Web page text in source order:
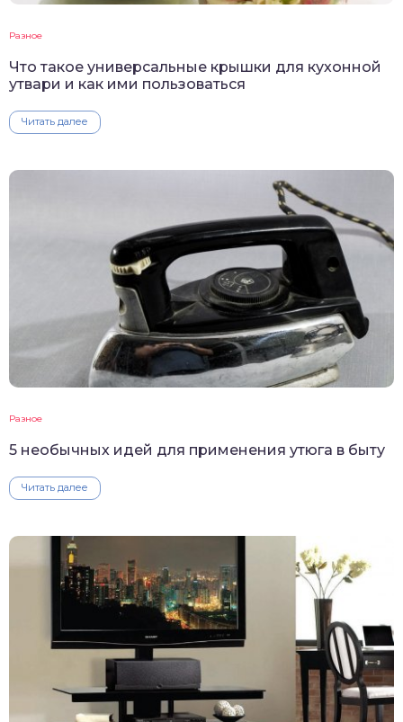
Разное
Что такое универсальные крышки для кухонной
утвари и как ими пользоваться
Читать далее
Разное
5 необычных идей для применения утюга в быту
Читать далее